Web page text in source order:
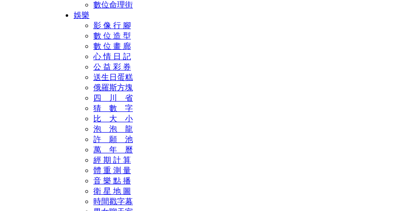
數位命理街
娛樂
影 像 行 腳
數 位 造 型
數 位 畫 廊
心 情 日 記
公 益 彩 券
送生日蛋糕
俄羅斯方塊
四 川 省
猜 數 字
比 大 小
泡 泡 龍
許 願 池
萬 年 曆
經 期 計 算
體 重 測 量
音 樂 點 播
衛 星 地 圖
時間戳字幕